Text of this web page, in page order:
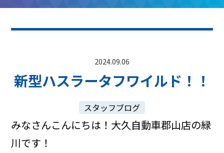
2024.09.06
新型ハスラータフワイルド！！
スタッフブログ
みなさんこんにちは！大久自動車郡山店の緑
川です！